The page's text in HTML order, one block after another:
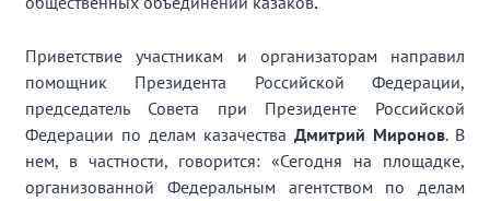
Приветствие участникам и организаторам направил
помощник Президента Российской Федерации,
председатель Совета при Президенте Российской
Федерации по делам казачества Дмитрий Миронов. В
нем, в частности, говорится: «Сегодня на площадке,
организованной Федеральным агентством по делам